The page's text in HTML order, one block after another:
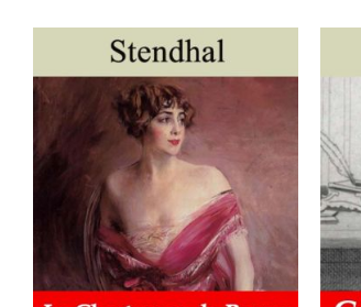
initial
était :
129.00€.
actuel
39.00€.
AJOUTER AU PANIER
/
DÉTAILS